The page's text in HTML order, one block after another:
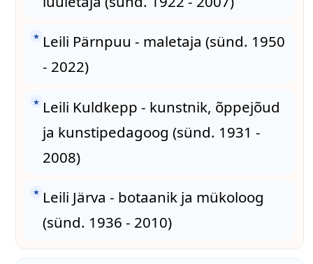
★ Leili Pärnpuu - maletaja (sünd. 1950
- 2022)
★ Leili Kuldkepp - kunstnik, õppejõud
ja kunstipedagoog (sünd. 1931 -
2008)
★ Leili Järva - botaanik ja mükoloog
(sünd. 1936 - 2010)